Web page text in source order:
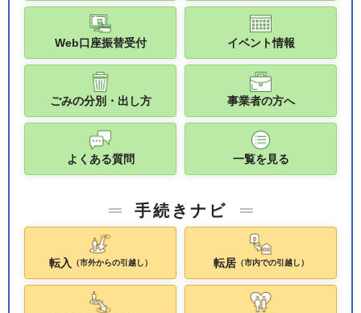
Web口座振替受付 イベント情報
ごみの分別・出し方 事業者の方へ
よくある質問 一覧を見る
手続きナビ
転入 （市外からの引越し） 転居（市内での引越し）